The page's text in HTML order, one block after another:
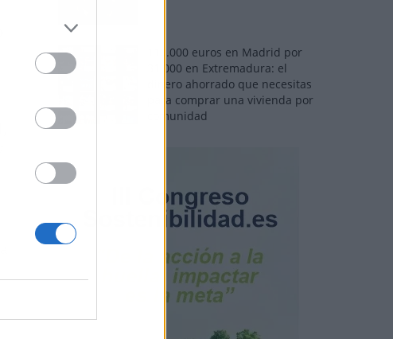
110.000 euros en Madrid por
31.000 en Extremadura: el
dinero ahorrado que necesitas
para comprar una vivienda por
comunidad